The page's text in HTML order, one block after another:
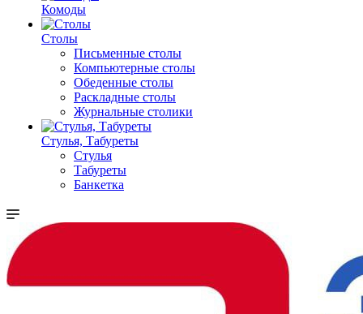
Комоды
Столы
Письменные столы
Компьютерные столы
Обеденные столы
Раскладные столы
Журнальные столики
Стулья, Табуреты
Стулья
Табуреты
Банкетка